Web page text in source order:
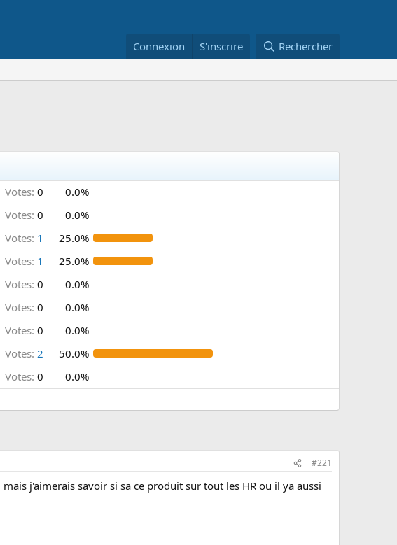
Connexion S'inscrire Rechercher
Votes: 0
0.0%
Votes: 0
0.0%
Votes: 1
25.0%
Votes: 1
25.0%
Votes: 0
0.0%
Votes: 0
0.0%
Votes: 0
0.0%
Votes: 2
50.0%
Votes: 0 0.0%
#221
j'aimerais savoir si sa ce produit sur tout les HR ou il ya aussi